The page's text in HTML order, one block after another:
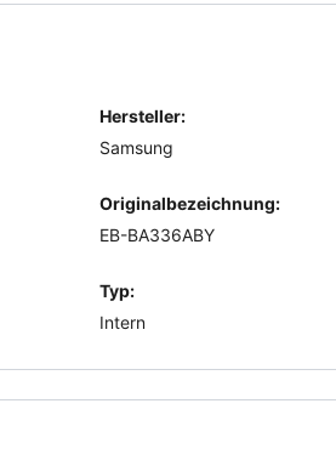
Hersteller:
Samsung
Originalbezeichnung:
EB-BA336ABY
Typ:
Intern